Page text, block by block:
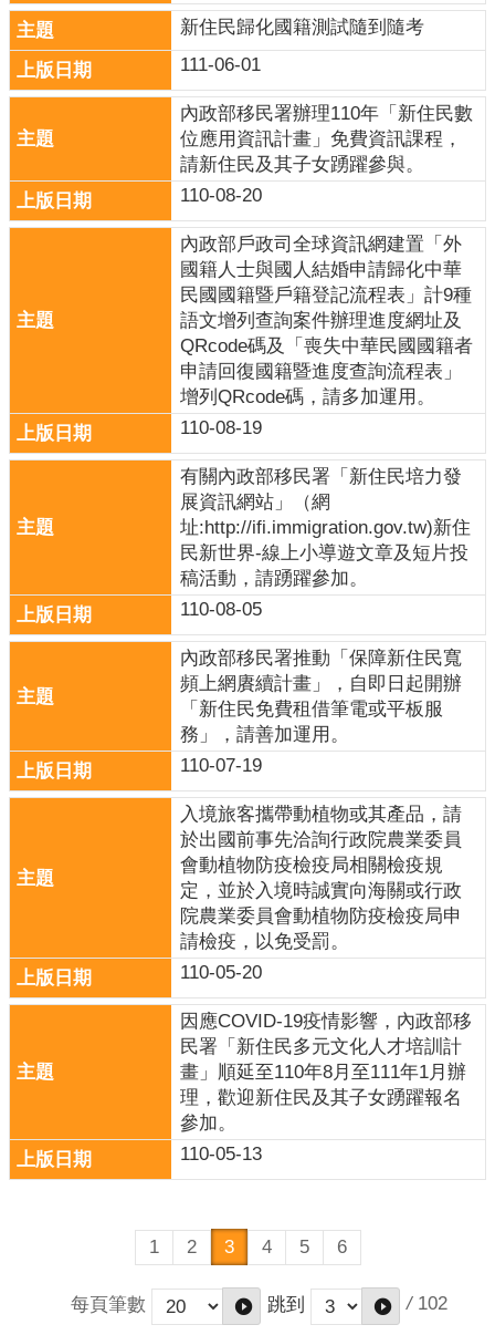
政
策
網
安
政
策
站
放
宣
新住民歸化國籍測試隨到隨考
111-06-01
內政部移民署辦理110年「新住民數
位應用資訊計畫」免費資訊課程，
請新住民及其子女踴躍參與。
110-08-20
內政部戶政司全球資訊網建置「外
國籍人士與國人結婚申請歸化中華
民國國籍暨戶籍登記流程表」計9種
語文增列查詢案件辦理進度網址及
QRcode碼及「喪失中華民國國籍者
申請回復國籍暨進度查詢流程表」
增列QRcode碼，請多加運用。
110-08-19
有關內政部移民署「新住民培力發
展資訊網站」（網
址:http://ifi.immigration.gov.tw)新住
民新世界-線上小導遊文章及短片投
稿活動，請踴躍參加。
110-08-05
內政部移民署推動「保障新住民寬
頻上網賡續計畫」，自即日起開辦
「新住民免費租借筆電或平板服
務」，請善加運用。
110-07-19
入境旅客攜帶動植物或其產品，請
於出國前事先洽詢行政院農業委員
會動植物防疫檢疫局相關檢疫規
定，並於入境時誠實向海關或行政
院農業委員會動植物防疫檢疫局申
請檢疫，以免受罰。
110-05-20
因應COVID-19疫情影響，內政部移
民署「新住民多元文化人才培訓計
畫」順延至110年8月至111年1月辦
理，歡迎新住民及其子女踴躍報名
參加。
110-05-13
1 2 3 4 5 6
每頁筆數 跳到 / 102